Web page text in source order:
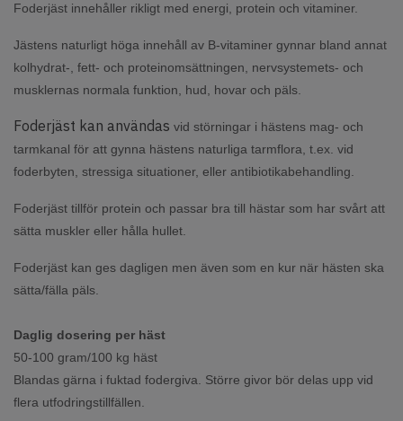
Foderjäst innehåller rikligt med energi, protein och vitaminer.
Jästens naturligt höga innehåll av B-vitaminer gynnar bland annat
kolhydrat-, fett- och proteinomsättningen, nervsystemets- och
musklernas normala funktion, hud, hovar och päls.
Foderjäst kan användas vid störningar i hästens mag- och
tarmkanal för att gynna hästens naturliga tarmflora, t.ex. vid
foderbyten, stressiga situationer, eller antibiotikabehandling.
Foderjäst tillför protein och passar bra till hästar som har svårt att
sätta muskler eller hålla hullet.
Foderjäst kan ges dagligen men även som en kur när hästen ska
sätta/fälla päls.
Daglig dosering per häst
50-100 gram/100 kg häst
Blandas gärna i fuktad fodergiva. Större givor bör delas upp vid
flera utfodringstillfällen.